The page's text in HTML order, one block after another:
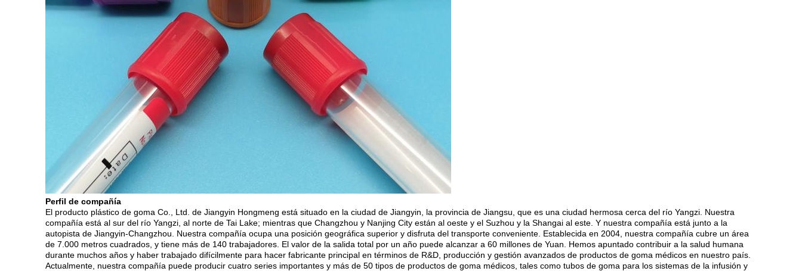
Perfil de compañía
El producto plástico de goma Co., Ltd. de Jiangyin Hongmeng está situado en la ciudad de Jiangyin, la provincia de Jiangsu, que es una ciudad hermosa cerca del río Yangzi. Nuestra
compañía está al sur del río Yangzi, al norte de Tai Lake; mientras que Changzhou y Nanjing City están al oeste y el Suzhou y la Shangai al este. Y nuestra compañía está junto a la
autopista de Jiangyin-Changzhou. Nuestra compañía ocupa una posición geográfica superior y disfruta del transporte conveniente. Establecida en 2004, nuestra compañía cubre un área
de 7.000 metros cuadrados, y tiene más de 140 trabajadores. El valor de la salida total por un año puede alcanzar a 60 millones de Yuan. Hemos apuntado contribuir a la salud humana
durante muchos años y haber trabajado difícilmente para hacer fabricante principal en términos de R&D, producción y gestión avanzados de productos de goma médicos en nuestro país.
Actualmente, nuestra compañía puede producir cuatro series importantes y más de 50 tipos de productos de goma médicos, tales como tubos de goma para los sistemas de la infusión y